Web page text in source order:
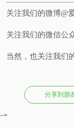
关注我们的微博@
关注我们的微信公
当然，也关注我们
分享到朋
-->